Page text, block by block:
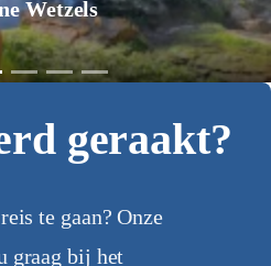
Wetzels
geraakt?
te gaan? Onze
graag bij het